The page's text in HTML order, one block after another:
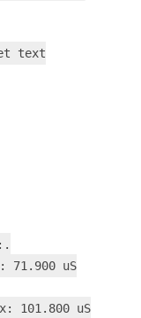
text
71.900 uS
101.800 uS